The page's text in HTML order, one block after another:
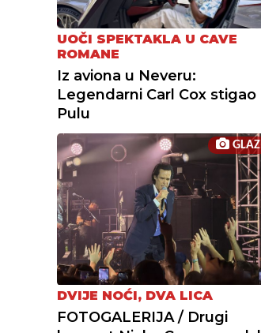
UOČI SPEKTAKLA U CAVE
ROMANE
Iz aviona u Neveru:
Legendarni Carl Cox stigao
Pulu
DVIJE NOĆI, DVA LICA
FOTOGALERIJA / Drugi